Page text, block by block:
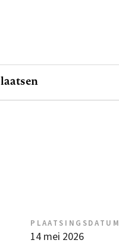
PLAATSINGSDATUM
14 mei 2026